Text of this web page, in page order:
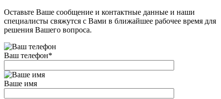
Оставьте Ваше сообщение и контактные данные и наши
специалисты свяжутся с Вами в ближайшее рабочее время для
решения Вашего вопроса.
Ваш телефон*
Ваше имя